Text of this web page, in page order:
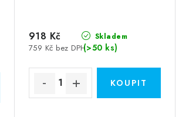
Skladem
(>50 ks)
759 Kč bez DPH
918 Kč